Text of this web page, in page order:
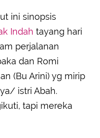
ini sinopsis
Indah tayang hari
perjalanan
dan Romi
(Bu Arini) yg mirip
istri Abah.
tapi mereka